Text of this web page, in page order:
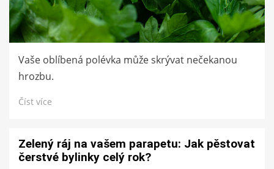
Vaše oblíbená polévka může skrývat nečekanou
hrozbu.
Číst více
Zelený ráj na vašem parapetu: Jak pěstovat
čerstvé bylinky celý rok?